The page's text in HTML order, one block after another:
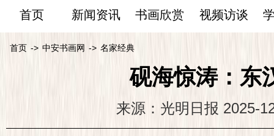
首页 新闻资讯 书画欣赏 视频访谈
首页 -> 中安书画网 -> 名家经典
砚海惊涛：东
来源：光明日报 2025-